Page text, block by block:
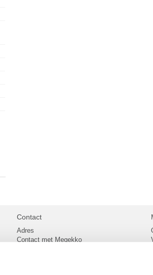
Contact
Adres
Contact met Megekko